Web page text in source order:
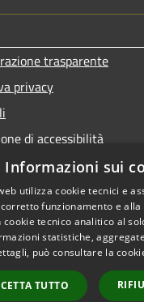
trasparente
privacy
di accessibilità
Informazioni sui
utilizza cookie tecnici e
funzionamento e
cookie tecnico analitico al
statistiche,
può consultare la
TUTTO